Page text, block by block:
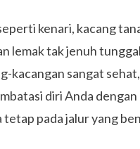
kenari, kacang
lemak tak jenuh
kacangan sangat
diri Anda dengan
pada jalur yang